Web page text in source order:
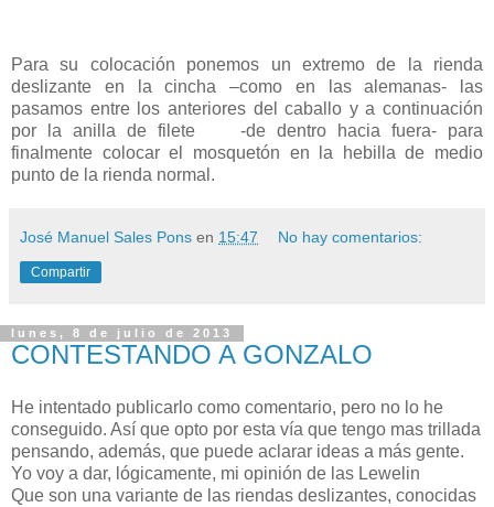
Para su colocación ponemos un extremo de la rienda
deslizante en la cincha –como en las alemanas- las
pasamos entre los anteriores del caballo y a continuación
por la anilla de filete -de dentro hacia fuera- para
finalmente colocar el mosquetón en la hebilla de medio
punto de la rienda normal.
José Manuel Sales Pons en 15:47 No hay comentarios:
Compartir
lunes, 8 de julio de 2013
CONTESTANDO A GONZALO
He intentado publicarlo como comentario, pero no lo he
conseguido. Así que opto por esta vía que tengo mas trillada
pensando, además, que puede aclarar ideas a más gente.
Yo voy a dar, lógicamente, mi opinión de las Lewelin
Que son una variante de las riendas deslizantes, conocidas